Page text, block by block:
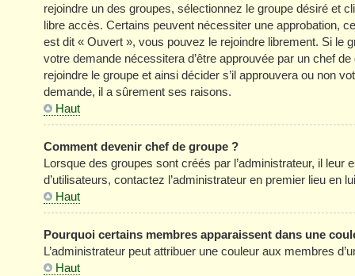
rejoindre un des groupes, sélectionnez le groupe désiré et
libre accès. Certains peuvent nécessiter une approbation,
est dit « Ouvert », vous pouvez le rejoindre librement. Si le
votre demande nécessitera d’être approuvée par un chef
rejoindre le groupe et ainsi décider s’il approuvera ou non
demande, il a sûrement ses raisons.
Haut
Comment devenir chef de groupe ?
Lorsque des groupes sont créés par l’administrateur, il
d’utilisateurs, contactez l’administrateur en premier lieu en
Haut
Pourquoi certains membres apparaissent dans une
L’administrateur peut attribuer une couleur aux membres
Haut